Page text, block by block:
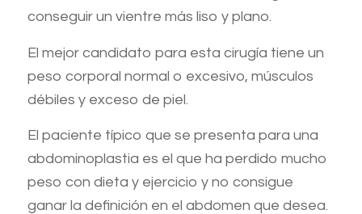
conseguir un vientre más liso y plano.
El mejor candidato para esta cirugía tiene un
peso corporal normal o excesivo, músculos
débiles y exceso de piel.
El paciente típico que se presenta para una
abdominoplastia es el que ha perdido mucho
peso con dieta y ejercicio y no consigue
ganar la definición en el abdomen que desea.